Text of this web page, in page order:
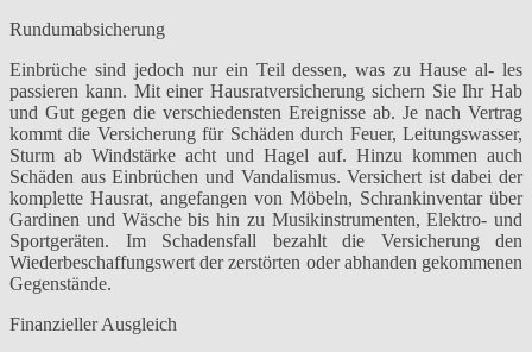
Rundumabsicherung
Einbrüche sind jedoch nur ein Teil dessen, was zu Hause al- les
passieren kann. Mit einer Hausratversicherung sichern Sie Ihr Hab
und Gut gegen die verschiedensten Ereignisse ab. Je nach Vertrag
kommt die Versicherung für Schäden durch Feuer, Leitungswasser,
Sturm ab Windstärke acht und Hagel auf. Hinzu kommen auch
Schäden aus Einbrüchen und Vandalismus. Versichert ist dabei der
komplette Hausrat, angefangen von Möbeln, Schrankinventar über
Gardinen und Wäsche bis hin zu Musikinstrumenten, Elektro- und
Sportgeräten. Im Schadensfall bezahlt die Versicherung den
Wiederbeschaffungswert der zerstörten oder abhanden gekommenen
Gegenstände.
Finanzieller Ausgleich